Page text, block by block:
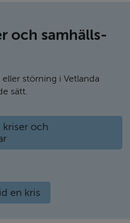
och samhälls­
störning i Vetlanda
sätt.
kriser och
en kris